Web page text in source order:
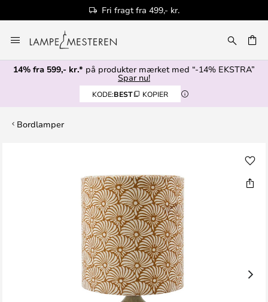
Fri fragt fra 499,- kr.
to
Content
14% fra 599,- kr.* på produkter mærket med “-14% EKSTRA”
Spar nu!
KODE:BEST KOPIER
Bordlamper